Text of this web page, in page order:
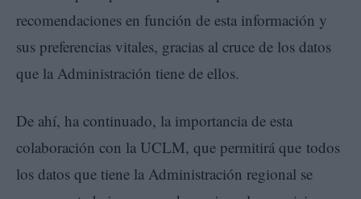
recomendaciones en función de esta información y
sus preferencias vitales, gracias al cruce de los datos
que la Administración tiene de ellos.
De ahí, ha continuado, la importancia de esta
colaboración con la UCLM, que permitirá que todos
los datos que tiene la Administración regional se